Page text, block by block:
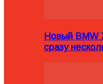
Новый BMW
сразу